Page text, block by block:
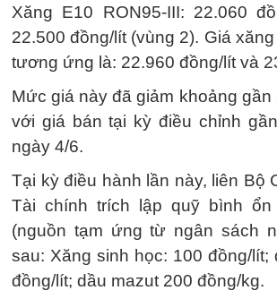
Xăng E10 RON95-III: 22.060
22.500 đồng/lít (vùng 2). Giá
tương ứng là: 22.960 đồng/lít và
Mức giá này đã giảm khoảng gần
với giá bán tại kỳ điều chỉnh
ngày 4/6.
Tại kỳ điều hành lần này, liên Bộ
Tài chính trích lập quỹ bình
(nguồn tạm ứng từ ngân sách
sau: Xăng sinh học: 100 đồng/lít;
đồng/lít; dầu mazut 200 đồng/kg.